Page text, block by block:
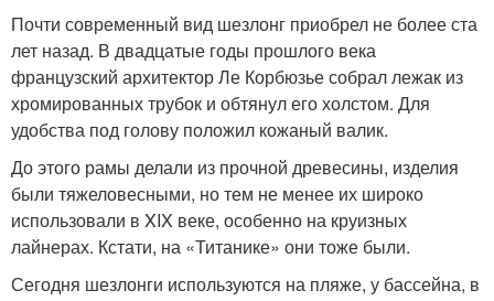
Почти современный вид шезлонг приобрел не более ста
лет назад. В двадцатые годы прошлого века
французский архитектор Ле Корбюзье собрал лежак из
хромированных трубок и обтянул его холстом. Для
удобства под голову положил кожаный валик.
До этого рамы делали из прочной древесины, изделия
были тяжеловесными, но тем не менее их широко
использовали в XIX веке, особенно на круизных
лайнерах. Кстати, на «Титанике» они тоже были.
Сегодня шезлонги используются на пляже, у бассейна, в